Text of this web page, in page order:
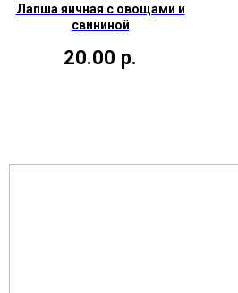
Лапша яичная с овощами и
свининой
20.00 р.